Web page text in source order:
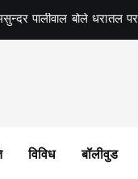
पालीवाल बोले धरातल
विविध बॉलीवुड